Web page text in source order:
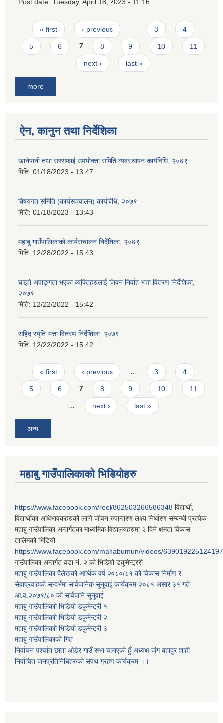
Post date: Tuesday, April 18, 2023 - 11:16
Pages
« first ‹ previous … 3 4
5 6 7 8 9 10 11
next › last »
more
ऐन, कानुन तथा निर्देशिका
खानेपानी तथा सरसफाई उपभोक्ता समिति व्यवस्थापन कार्यविधि, २०७९
मिति: 01/18/2023 - 13:47
बिषयगत समिति (कार्यसञ्चालन) कार्यविधि, २०७९
मिति: 01/18/2023 - 13:43
महाबु गाउँपालिकाको कार्यसंचालन निर्देशिका, २०७९
मिति: 12/28/2022 - 15:43
घाइते अपाङ्गता भएका व्यक्तिहरुलाई जिवन निर्वाह भत्ता वितरण निर्देशिका,
२०७९
मिति: 12/22/2022 - 15:42
सहिद स्मृति भत्ता वितरण निर्देशिका, २०७९
मिति: 12/22/2022 - 15:42
Pages
« first ‹ previous … 3 4
5 6 7 8 9 10 11
… next › last »
अन्य
महाबु गाउँपालिकाको भिडियोहरु
https://www.facebook.com/reel/862503266586348 विद्यार्थी,
विद्यार्थीका अधिभावकहरुको लागि जीवन रुपान्तरण लक्ष्य निर्धारण सम्बन्धी प्रत्येक
महाबु गाउँपालिका अन्तर्गतका माध्यमिक विद्यालयहरुमा २ दिने क्षमता विकास
तालिमको भिडियो
https://www.facebook.com/mahabumun/videos/639019225124197
गाउँपालिका अन्तर्गत वडा नं. २ को भिडियो डकुमेन्ट्ररी
महाबु गाउँपालिका दैलेखको आर्थिक वर्ष २०८०/८१ को विकास निर्माण र
सेवाप्रवाहको सन्दर्भमा सार्वजनिक सुनुवाई कार्यक्रम २०८१ असार ३१ गते
आ.व.२०७९/८० को सार्वजनि सुनुवाई
महाबु गाउँपालिकाो भिडियो डकुमेन्ट्री १
महाबु गाउँपालिकाो भिडियो डकुमेन्ट्री २
महाबु गाउँपालिकाो भिडियो डकुमेन्ट्री ३
महाबु गाउँपालिकाको गित
निर्वाचन पर्श्चात छाता ओडेर गाउँ सभा चलाएको हुँ अध्यक्ष जंग बहादुर शाही
निर्वाचित जनप्रतिनिधिहरुको सपथ ग्रहण कार्यक्रम ।।